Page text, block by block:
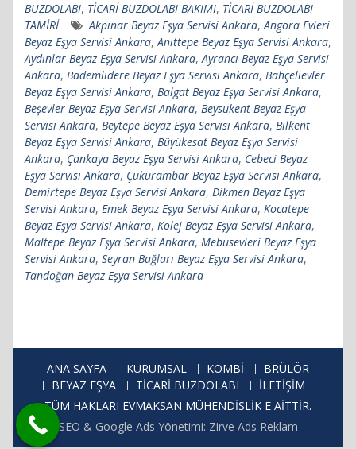
BUZDOLABI, TİCARİ BUZDOLABI BAKIMI, TİCARİ BUZDOLABI
TAMİRİ
Akpınar Beyaz Eşya Servisi Ankara,Angora Evleri
Beyaz Eşya Servisi Ankara,Anıttepe Beyaz Eşya Servisi Ankara,
Aydınlar Beyaz Eşya Servisi Ankara,Ayrancı Beyaz Eşya Servisi
Ankara, Bademlidere Beyaz Eşya Servisi Ankara, Bahçelievler
Beyaz Eşya Servisi Ankara, Balgat Beyaz Eşya Servisi Ankara,
Beşevler Beyaz Eşya Servisi Ankara, Beysukent Beyaz Eşya
Servisi Ankara, Beytepe Beyaz Eşya Servisi Ankara, Bilkent
Beyaz Eşya Servisi Ankara, Büyükesat Beyaz Eşya Servisi
Ankara, Çankaya Beyaz Eşya Servisi Ankara, Cebeci Beyaz
Eşya Servisi Ankara, Çukurambar Beyaz Eşya Servisi Ankara,
Demirtepe Beyaz Eşya Servisi Ankara, Dikmen Beyaz Eşya
Servisi Ankara, Emek Beyaz Eşya Servisi Ankara, Kocatepe
Beyaz Eşya Servisi Ankara, Kolej Beyaz Eşya Servisi Ankara,
Maltepe Beyaz Eşya Servisi Ankara, Mebusevleri Beyaz Eşya
Servisi Ankara, Seyran Bağları Beyaz Eşya Servisi Ankara,
Tandoğan Beyaz Eşya Servisi Ankara
ANA SAYFA KURUMSAL KOMBİ
BRÜLÖR
BEYAZ EŞYA
TİCARİ BUZDOLABI
İLETİŞİM
TÜM HAKLARI EVMAKSAN MÜHENDİSLİK E AİTTİR.
SEO & Google Ads Yönetimi: Zirve Ads Reklam